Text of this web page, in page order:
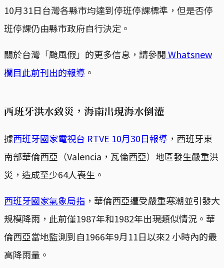
10月31日台灣各縣市均達到停班停課標準，但是否停
班停課仍由縣市政府自行決定。
關於台灣「颱風假」的更多信息，請參閱Whatsnew
欄目此前刊出的報導 。
西班牙洪水致災，海南出現海水倒灌
據西班牙國家電視台 RTVE 10月30日報導 ，西班牙東
南部華倫西亞（Valencia，瓦倫西亞）地區發生嚴重洪
災，造成至少64人喪生。
西班牙國家氣象局指 ，華倫西亞遭受嚴重寒潮並引發大
規模降雨，此前僅1987年和1982年出現類似情況。華
倫西亞當地監測到自1966年9月11日以來2 小時內的最
高降雨量。